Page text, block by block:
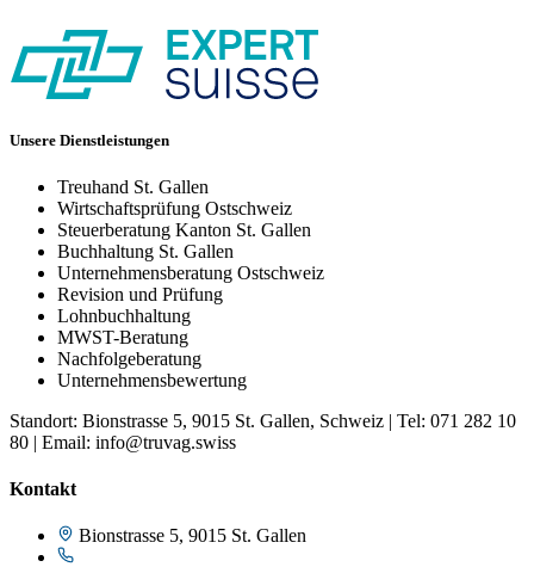
Unsere Dienstleistungen
Treuhand St. Gallen
Wirtschaftsprüfung Ostschweiz
Steuerberatung Kanton St. Gallen
Buchhaltung St. Gallen
Unternehmensberatung Ostschweiz
Revision und Prüfung
Lohnbuchhaltung
MWST-Beratung
Nachfolgeberatung
Unternehmensbewertung
Standort: Bionstrasse 5, 9015 St. Gallen, Schweiz | Tel: 071 282 10
80 | Email: info@truvag.swiss
Kontakt
Bionstrasse 5, 9015 St. Gallen